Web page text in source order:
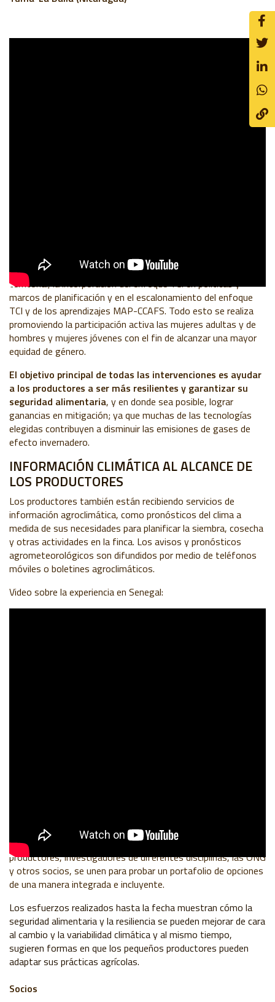
plataformas territoriales y locales e instituciones
gubernamentales en el fortalecimiento de la gobernanza
territorial, la incorporación del enfoque TCI en políticas y
marcos de planificación y en el escalonamiento del enfoque
TCI y de los aprendizajes MAP-CCAFS. Todo esto se realiza
promoviendo la participación activa las mujeres adultas y de
hombres y mujeres jóvenes con el fin de alcanzar una mayor
equidad de género.
El objetivo principal de todas las intervenciones es ayudar
a los productores a ser más resilientes y garantizar su
seguridad alimentaria, y en donde sea posible, lograr
ganancias en mitigación; ya que muchas de las tecnologías
elegidas contribuyen a disminuir las emisiones de gases de
efecto invernadero.
INFORMACIÓN CLIMÁTICA AL ALCANCE DE
LOS PRODUCTORES
Los productores también están recibiendo servicios de
información agroclimática, como pronósticos del clima a
medida de sus necesidades para planificar la siembra, cosecha
y otras actividades en la finca. Los avisos y pronósticos
agrometeorológicos son difundidos por medio de teléfonos
móviles o boletines agroclimáticos.
Video sobre la experiencia en Senegal:
sitio, para adaptarlo a otro. Además, una de sus grandes
fortalezas es el enfoque de género y equidad. Los
productores, investigadores de diferentes disciplinas, las ONG
y otros socios, se unen para probar un portafolio de opciones
de una manera integrada e incluyente.
Los esfuerzos realizados hasta la fecha muestran cómo la
seguridad alimentaria y la resiliencia se pueden mejorar de cara
al cambio y la variabilidad climática y al mismo tiempo,
sugieren formas en que los pequeños productores pueden
adaptar sus prácticas agrícolas.
Socios